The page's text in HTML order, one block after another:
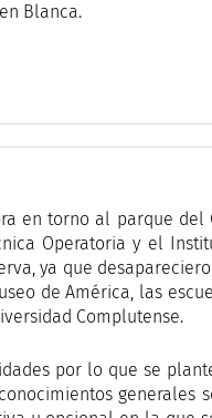
Blanca.
en torno al parque
Operatoria y el
ya que
de América, las
Complutense.
por lo que se
generales